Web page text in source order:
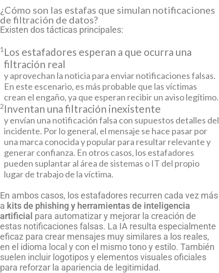
¿Cómo son las estafas que simulan notificaciones
de filtración de datos?
Existen dos tácticas principales:
Los estafadores esperan a que ocurra una
filtración real
y aprovechan la noticia para enviar notificaciones falsas.
En este escenario, es más probable que las víctimas
crean el engaño, ya que esperan recibir un aviso legítimo.
1
Inventan una filtración inexistente
y envían una notificación falsa con supuestos detalles del
incidente. Por lo general, el mensaje se hace pasar por
una marca conocida y popular para resultar relevante y
generar confianza. En otros casos, los estafadores
pueden suplantar al área de sistemas o IT del propio
lugar de trabajo de la víctima.
2
En ambos casos, los estafadores recurren cada vez más
a kits de phishing y herramientas de inteligencia
artificial para automatizar y mejorar la creación de
estas notificaciones falsas. La IA resulta especialmente
eficaz para crear mensajes muy similares a los reales,
en el idioma local y con el mismo tono y estilo. También
suelen incluir logotipos y elementos visuales oficiales
para reforzar la apariencia de legitimidad.